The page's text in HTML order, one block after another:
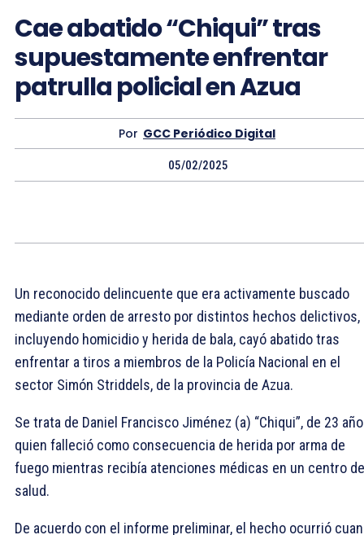
Cae abatido “Chiqui” tras
supuestamente enfrentar
patrulla policial en Azua
Por GCC Periódico Digital
05/02/2025
Un reconocido delincuente que era activamente buscado
mediante orden de arresto por distintos hechos delictivos,
incluyendo homicidio y herida de bala, cayó abatido tras
enfrentar a tiros a miembros de la Policía Nacional en el
sector Simón Striddels, de la provincia de Azua.
Se trata de Daniel Francisco Jiménez (a) “Chiqui”, de 23
quien falleció como consecuencia de herida por arma de
fuego mientras recibía atenciones médicas en un centro de
salud.
De acuerdo con el informe preliminar, el hecho ocurrió